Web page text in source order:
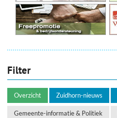
Filter
Overzicht Zuidhorn-nieuws
Gemeente-informatie & Politiek